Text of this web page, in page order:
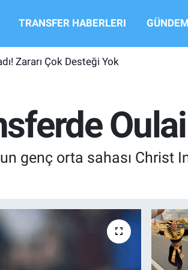
TRANSFER HABERLERI GÜNDEM
Zararı Çok Desteği Yok
genç orta sahası Christ